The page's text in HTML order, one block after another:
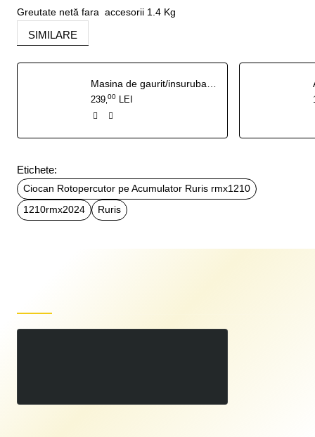
Greutate netă fara accesorii 1.4 Kg
SIMILARE
239 00 LEI
Etichete:
Ciocan Rotopercutor pe Acumulator Ruris rmx1210
1210rmx2024
Ruris